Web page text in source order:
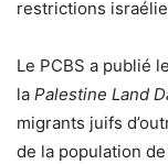
restrictions
Le PCBS a publié
la Palestine Land
migrants juifs
de la population